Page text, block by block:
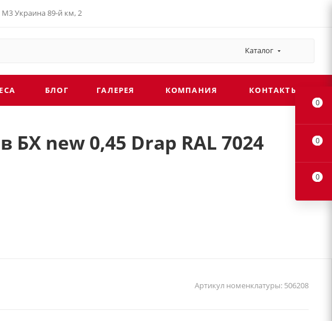
М3 Украина 89-й км, 2
Каталог
БЛОГ ГАЛЕРЕЯ КОМПАНИЯ КОНТАКТЫ
БХ new 0,45 Drap RAL 7024
Артикул номенклатуры: 506208
0
0
0